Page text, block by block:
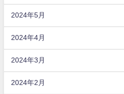
2024年5月
2024年4月
2024年3月
2024年2月